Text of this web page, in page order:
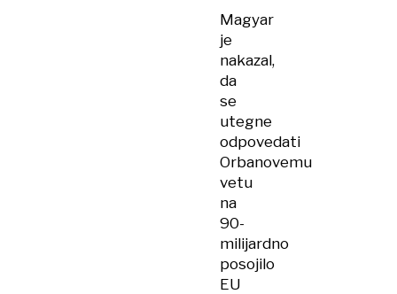
Magyar
je
nakazal,
da
se
utegne
odpovedati
Orbanovemu
vetu
na
90-
milijardno
posojilo
EU